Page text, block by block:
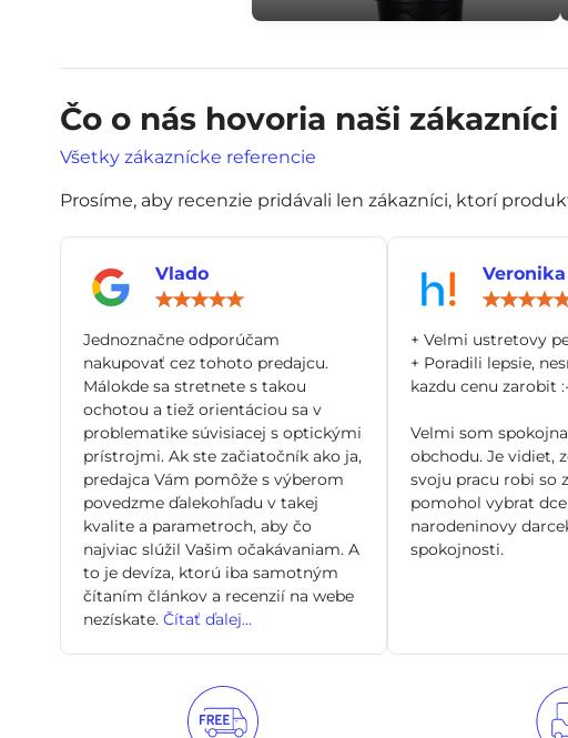
Čo o nás hovoria naši zákazníci
Všetky zákaznícke referencie
Prosíme, aby recenzie pridávali len zákazníci, ktorí
Vlado
5
Jednoznačne odporúčam
nakupovať cez tohoto predajcu.
Málokde sa stretnete s takou
ochotou a tiež orientáciou sa v
problematike súvisiacej s optickými
prístrojmi. Ak ste začiatočník ako ja,
predajca Vám pomôže s výberom
povedzme ďalekohľadu v takej
kvalite a parametroch, aby čo
najviac slúžil Vašim očakávaniam. A
to je devíza, ktorú iba samotným
čítaním článkov a recenzií na webe
nezískate. Čítať ďalej...
Veronika
+ Velmi ustretovy
+ Poradili lepsie,
kazdu cenu zarobit
Velmi som
obchodu. Je vidiet,
svoju pracu robi so
pomohol vybrat
narodeninovy
spokojnosti.